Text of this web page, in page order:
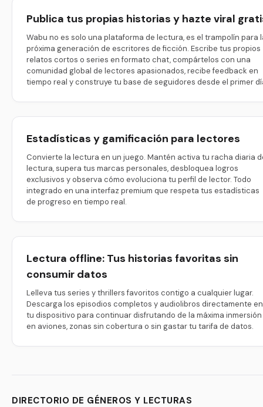
Publica tus propias historias y hazte viral
Wabu no es solo una plataforma de lectura, es el trampolín para
próxima generación de escritores de ficción. Escribe tus propios
relatos cortos o series en formato chat, compártelos con una
comunidad global de lectores apasionados, recibe feedback en
tiempo real y construye tu base de seguidores desde el primer
Estadísticas y gamificación para lectores
Convierte la lectura en un juego. Mantén activa tu racha diaria
lectura, supera tus marcas personales, desbloquea logros
exclusivos y observa cómo evoluciona tu perfil de lector. Todo
integrado en una interfaz premium que respeta tus estadísticas
de progreso en tiempo real.
Lectura offline: Tus historias favoritas sin
consumir datos
Lelleva tus series y thrillers favoritos contigo a cualquier lugar.
Descarga los episodios completos y audiolibros directamente en
tu dispositivo para continuar disfrutando de la máxima inmersión
en aviones, zonas sin cobertura o sin gastar tu tarifa de datos.
DIRECTORIO DE GÉNEROS Y LECTURAS